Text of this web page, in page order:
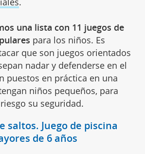
una lista con 11 juegos de
para los niños. Es
que son juegos orientados
nadar y defenderse en el
puestos en práctica en una
niños pequeños, para
su seguridad.
saltos. Juego de piscina
de 6 años